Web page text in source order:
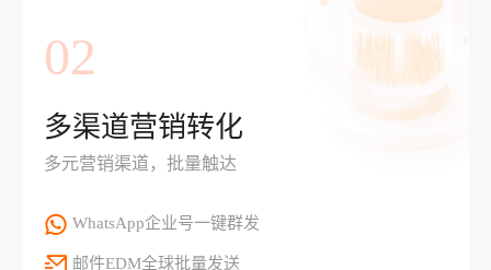
02
多渠道营销转化
多元营销渠道，批量触达
WhatsApp企业号一键群发
邮件EDM全球批量发送